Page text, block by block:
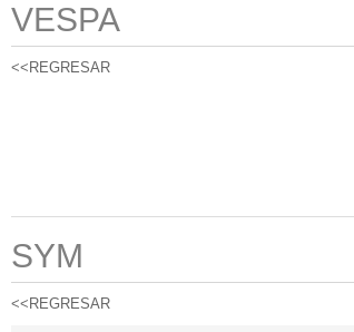
VESPA
<<REGRESAR
SYM
<<REGRESAR